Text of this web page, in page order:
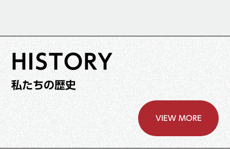
HISTORY
私たちの歴史
VIEW MORE